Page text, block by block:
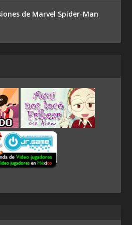
de Marvel Spider-Man